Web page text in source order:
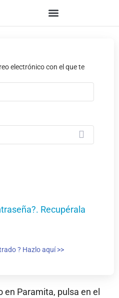
electrónico con el que te
Recupérala
? Hazlo aquí >>
Paramita, pulsa en el